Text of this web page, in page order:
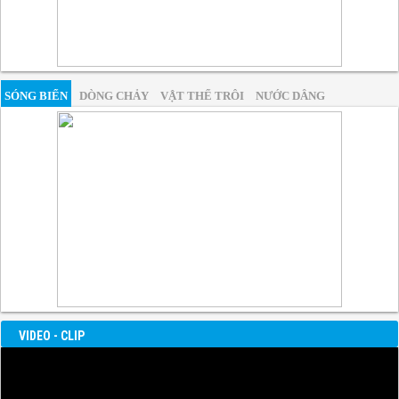
SÓNG BIỂN DÒNG CHẢY VẬT THỂ TRÔI NƯỚC DÂNG
VIDEO - CLIP